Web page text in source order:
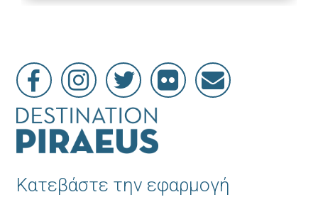
Κατεβάστε την εφαρμογή